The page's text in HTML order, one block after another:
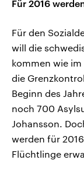
Für 2016
Für den
will die
kommen wie
die
Beginn des
noch 700
Johansson.
werden für
Flüchtlinge